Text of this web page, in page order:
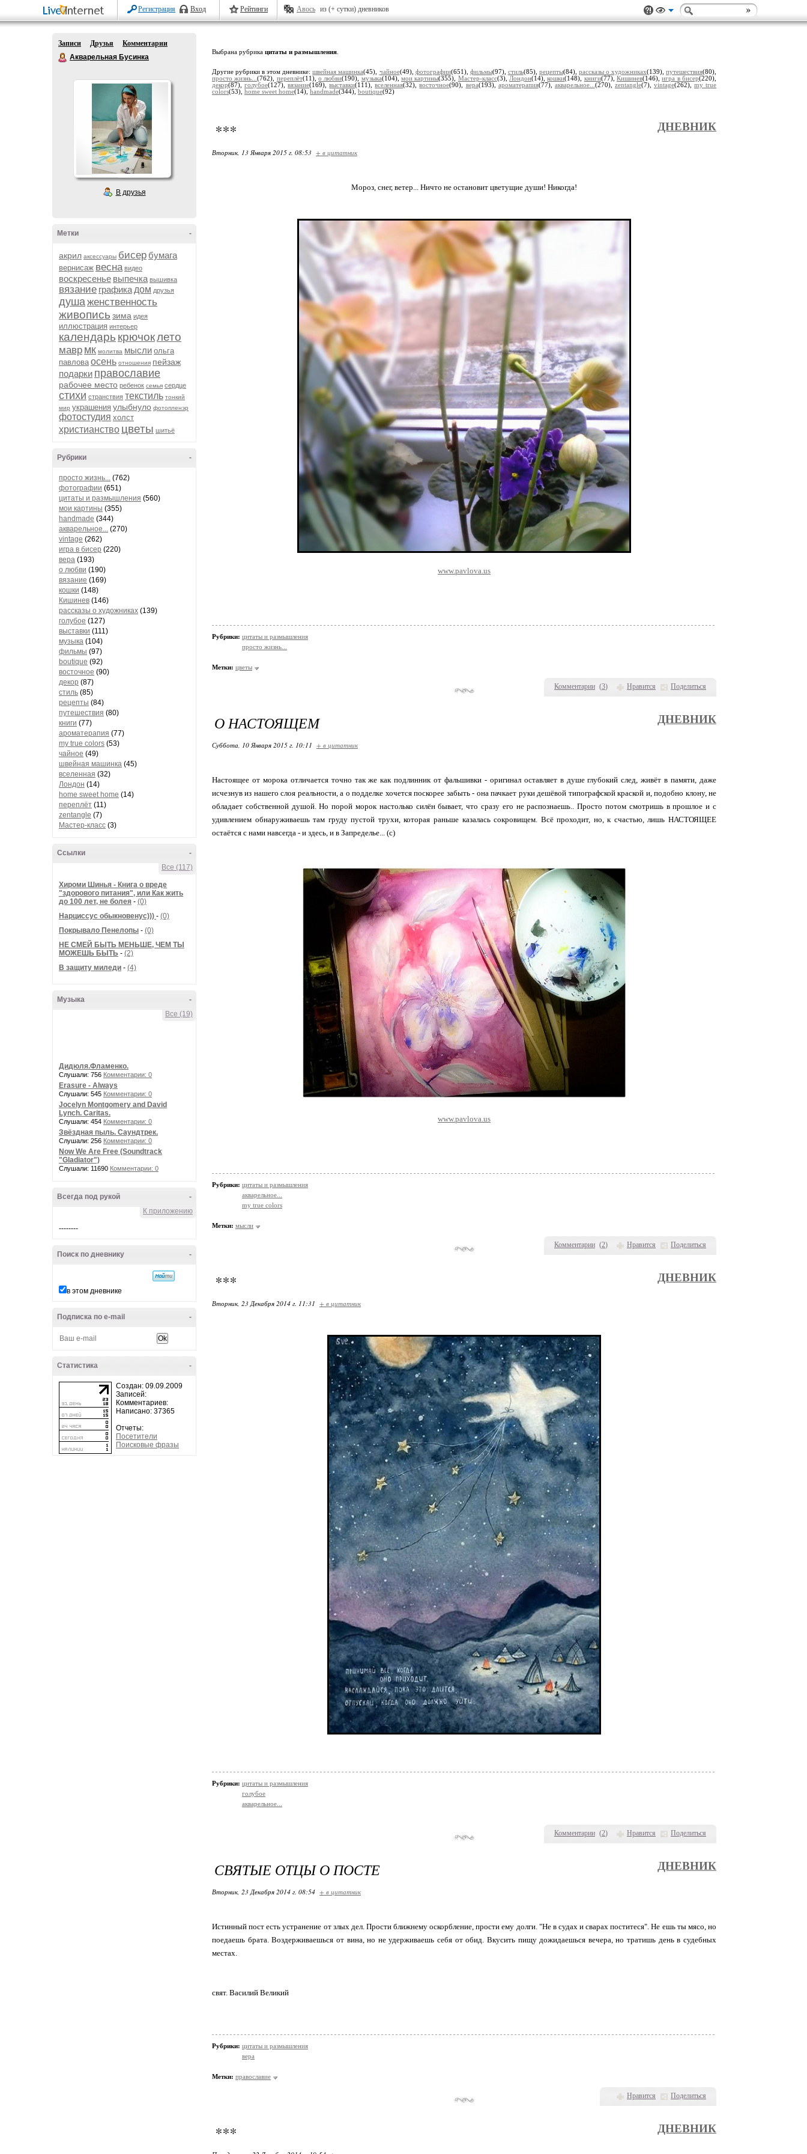
Регистрация Вход Рейтинги Авось из (+ сутки) дневников
Записи Друзья
Комментарии
Акварельная Бусинка
В друзья
-
Метки
акрил аксессуары бисер бумага
вернисаж весна видео
воскресенье выпечка вышивка
вязание графика дом друзья
душаженственность
живопись зима идея
иллюстрация интерьер
календарь крючоклето
мавр мк молитва мысли ольга
павлова осень отношения пейзаж
подарки православие
рабочее место ребенок семья сердце
стихи странствия текстиль тонкий
мир украшения улыбнуло фотопленэр
фотостудия холст
христианство цветы шитьё
-
Рубрики
просто жизнь... (762)
фотографии (651)
цитаты и размышления (560)
мои картины (355)
handmade (344)
акварельное... (270)
vintage (262)
игра в бисер (220)
вера (193)
о любви (190)
вязание (169)
кошки (148)
Кишинев (146)
рассказы о художниках (139)
голубое (127)
выставки (111)
музыка (104)
фильмы (97)
boutique (92)
восточное (90)
декор (87)
стиль (85)
рецепты (84)
путешествия (80)
книги (77)
ароматерапия (77)
my true colors (53)
чайное (49)
швейная машинка (45)
вселенная (32)
Лондон (14)
home sweet home (14)
переплёт (11)
zentangle (7)
Мастер-класс (3)
-
Ссылки
Все (117)
Хироми Шинья - Книга о вреде
"здорового питания", или Как жить
до 100 лет, не болея - (0)
Нарциссус обыкновенус))) - (0)
Покрывало Пенелопы - (0)
НЕ СМЕЙ БЫТЬ МЕНЬШЕ, ЧЕМ ТЫ
МОЖЕШЬ БЫТЬ - (2)
В защиту миледи - (4)
-
Музыка
Все (19)
Дидюля.Фламенко.
Слушали: 756 Комментарии: 0
Erasure - Always
Слушали: 545 Комментарии: 0
Jocelyn Montgomery and David
Lynch. Caritas.
Слушали: 454 Комментарии: 0
Звёздная пыль. Саундтрек.
Слушали: 256 Комментарии: 0
Now We Are Free (Soundtrack
"Gladiator")
Слушали: 11690 Комментарии: 0
-
Всегда под рукой
К приложению
--------
-
Поиск по дневнику
в этом дневнике
-
Подписка по e-mail
-
Статистика
Создан: 09.09.2009
Записей:
Комментариев:
Написано: 37365
Отчеты:
Посетители
Поисковые фразы
Выбрана рубрика цитаты и размышления
Другие рубрики в этом дневнике:швейная машинка(45), чайное(49), фотографии(651), фильмы(97), стиль(85), рецепты(84), рассказы о художниках(139),путешествия(80),
просто жизнь...(762), переплёт(11),о любви(190), музыка(104),мои картины(355), Мастер-класс(3), Лондон(14),кошки(148), книги(77),Кишинев(146),игра в бисер(220),
декор(87),голубое(127),вязание(169),выставки(111),вселенная(32),восточное(90), вера(193), ароматерапия(77), акварельное... (270), zentangle(7), vintage(262),my true
colors(53), home sweet home(14), handmade(344), boutique(92)
Комментарии (3) Нравится Поделиться
*** ДНЕВНИК
Вторник, 13 Января 2015 г. 08:53 + в цитатник
Мороз, снег, ветер... Ничто не остановит цветущие души! Никогда!
www.pavlova.us
Рубрики: цитаты и размышления
просто жизнь...
Метки: цветы
Комментарии (2) Нравится Поделиться
О НАСТОЯЩЕМ ДНЕВНИК
Суббота, 10 Января 2015 г. 10:11 + в цитатник
Настоящее от морока отличается точно так же как подлинник от фальшивки - оригинал оставляет в душе глубокий след, живёт в памяти, даже
исчезнув из нашего слоя реальности, а о подделке хочется поскорее забыть - она пачкает руки дешёвой типографской краской и, подобно клону, не
обладает собственной душой. Но порой морок настолько силён бывает, что сразу его не распознаешь.. Просто потом смотришь в прошлое и с
удивлением обнаруживаешь там груду пустой трухи, которая раньше казалась сокровищем. Всё проходит, но, к счастью, лишь НАСТОЯЩЕЕ
остаётся с нами навсегда - и здесь, и в Запределье... (с)
www.pavlova.us
Рубрики: цитаты и размышления
акварельное...
my true colors
Метки: мысли
Комментарии (2) Нравится Поделиться
*** ДНЕВНИК
Вторник, 23 Декабря 2014 г. 11:31 + в цитатник
Рубрики: цитаты и размышления
голубое
акварельное...
Нравится Поделиться
СВЯТЫЕ ОТЦЫ О ПОСТЕ ДНЕВНИК
Вторник, 23 Декабря 2014 г. 08:54 + в цитатник
Истинный пост есть устранение от злых дел. Прости ближнему оскорбление, прости ему долги. "Не в судах и сварах поститеся". Не ешь ты мясо, но
поедаешь брата. Воздерживаешься от вина, но не удерживаешь себя от обид. Вкусить пищу дожидаешься вечера, но тратишь день в судебных
местах.
свят. Василий Великий
Рубрики: цитаты и размышления
вера
Метки: православие
*** ДНЕВНИК